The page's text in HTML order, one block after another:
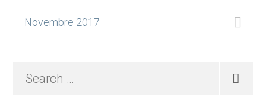
Novembre 2017